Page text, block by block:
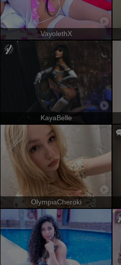
VayolethX
KayaBelle
OlympiaCheroki